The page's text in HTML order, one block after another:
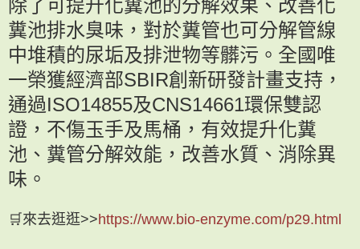
除了可提升化糞池的分解效果、改善化
糞池排水臭味，對於糞管也可分解管線
中堆積的尿垢及排泄物等髒污。全國唯
一榮獲經濟部SBIR創新研發計畫支持，
通過ISO14855及CNS14661環保雙認
證，不傷玉手及馬桶，有效提升化糞
池、糞管分解效能，改善水質、消除異
味。
🛒來去逛逛>>https://www.bio-enzyme.com/p29.html